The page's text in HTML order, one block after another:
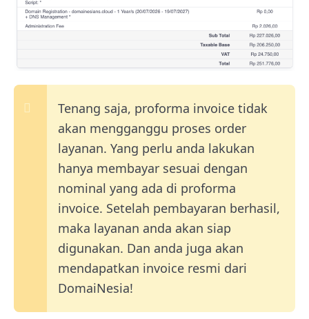
Tenang saja, proforma invoice tidak
akan mengganggu proses order
layanan. Yang perlu anda lakukan
hanya membayar sesuai dengan
nominal yang ada di proforma
invoice. Setelah pembayaran berhasil,
maka layanan anda akan siap
digunakan. Dan anda juga akan
mendapatkan invoice resmi dari
DomaiNesia!